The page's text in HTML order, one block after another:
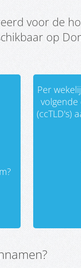
voor de
op
Per
(ccTLD's)